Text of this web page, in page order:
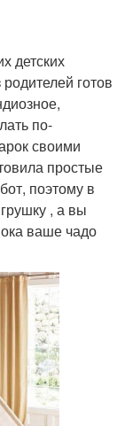
детских
готов
по-
своими
простые
поэтому в
, а вы
ваше чадо